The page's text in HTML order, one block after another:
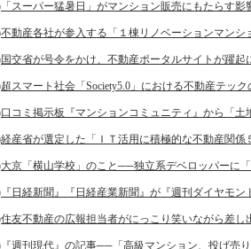
スーパー猛暑日」がマンション販売にもたらす影
動産各社が参入する「１棟リノベーションマンシ
交省が号令をかけ、不動産ポータルサイトが躍起
スマート社会「Society5.0」における不動産テック
コミ掲示板『マンションコミュニティ』から「土
産省が選定した「ＩＴ活用に積極的な不動産関係
大京「横山学校」のこと──独立系デベロッパーに
日経新聞』『日経産業新聞』が『週刊ダイヤモ
友不動産の広報担当者がにっこり笑いながら差し
『週刊現代』の記事──「高級マンション、投げ売